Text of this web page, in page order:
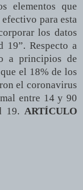
elementos que
para esta
los datos
19”. Respecto a
a principios de
el 18% de los
el coronavirus
entre 14 y 90
19. ARTÍCULO